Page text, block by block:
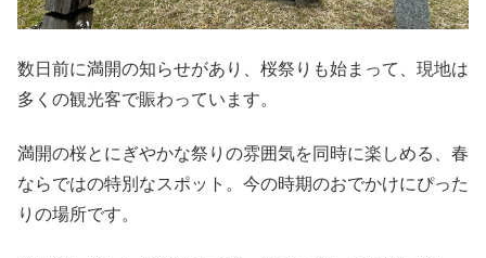
数日前に満開の知らせがあり、桜祭りも始まって、現地は
多くの観光客で賑わっています。
満開の桜とにぎやかな祭りの雰囲気を同時に楽しめる、春
ならではの特別なスポット。今の時期のおでかけにぴった
りの場所です。